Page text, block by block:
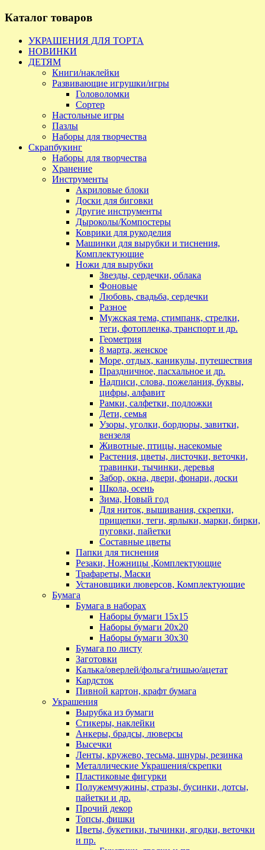
Каталог товаров
УКРАШЕНИЯ ДЛЯ ТОРТА
НОВИНКИ
ДЕТЯМ
Книги/наклейки
Развивающие игрушки/игры
Головоломки
Сортер
Настольные игры
Пазлы
Наборы для творчества
Скрапбукинг
Наборы для творчества
Хранение
Инструменты
Акриловые блоки
Доски для биговки
Другие инструменты
Дыроколы/Компостеры
Коврики для рукоделия
Машинки для вырубки и тиснения,
Комплектующие
Ножи для вырубки
Звезды, сердечки, облака
Фоновые
Любовь, свадьба, сердечки
Разное
Мужская тема, стимпанк, стрелки,
теги, фотопленка, транспорт и др.
Геометрия
8 марта, женское
Море, отдых, каникулы, путешествия
Праздничное, пасхальное и др.
Надписи, слова, пожелания, буквы,
цифры, алфавит
Рамки, салфетки, подложки
Дети, семья
Узоры, уголки, бордюры, завитки,
вензеля
Животные, птицы, насекомые
Растения, цветы, листочки, веточки,
травинки, тычинки, деревья
Забор, окна, двери, фонари, доски
Школа, осень
Зима, Новый год
Для ниток, вышивания, скрепки,
прищепки, теги, ярлыки, марки, бирки,
пуговки, пайетки
Составные цветы
Папки для тиснения
Резаки, Ножницы ,Комплектующие
Трафареты, Маски
Установщики люверсов, Комплектующие
Бумага
Бумага в наборах
Наборы бумаги 15х15
Наборы бумаги 20х20
Наборы бумаги 30х30
Бумага по листу
Заготовки
Калька/оверлей/фольга/тишью/ацетат
Кардсток
Пивной картон, крафт бумага
Украшения
Вырубка из бумаги
Стикеры, наклейки
Анкеры, брадсы, люверсы
Высечки
Ленты, кружево, тесьма, шнуры, резинка
Металлические Украшения/скрепки
Пластиковые фигурки
Полужемчужины, стразы, бусинки, дотсы,
пайетки и др.
Прочий декор
Топсы, фишки
Цветы, букетики, тычинки, ягодки, веточки
и пр.